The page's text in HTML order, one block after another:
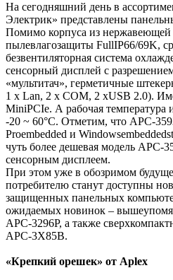
На сегодняшний день в
Электрик» представлены
Помимо корпуса из нержавеющей
пылевлагозащиты FullIP66/69K,
безвентиляторная система
сенсорный дисплей с
«мультитач», герметичные
1 х Lan, 2 х COM, 2 xUSB 2.0).
MiniPCIe. А рабочая температура
-20 ~ 60°С. Отметим, что APC-
Proembedded и
чуть более дешевая модель APC-
сенсорным дисплеем.
При этом уже в обозримом
потребителю станут доступны
защищенных панельных
ожидаемых новинок –
APC-3296P, а также
APC-3X85B.
«Крепкий орешек» от Aplex